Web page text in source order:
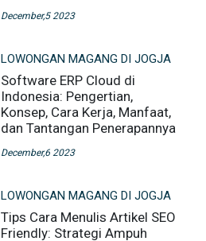
December,5 2023
LOWONGAN MAGANG DI JOGJA
Software ERP Cloud di
Indonesia: Pengertian,
Konsep, Cara Kerja, Manfaat,
dan Tantangan Penerapannya
December,6 2023
LOWONGAN MAGANG DI JOGJA
Tips Cara Menulis Artikel SEO
Friendly: Strategi Ampuh